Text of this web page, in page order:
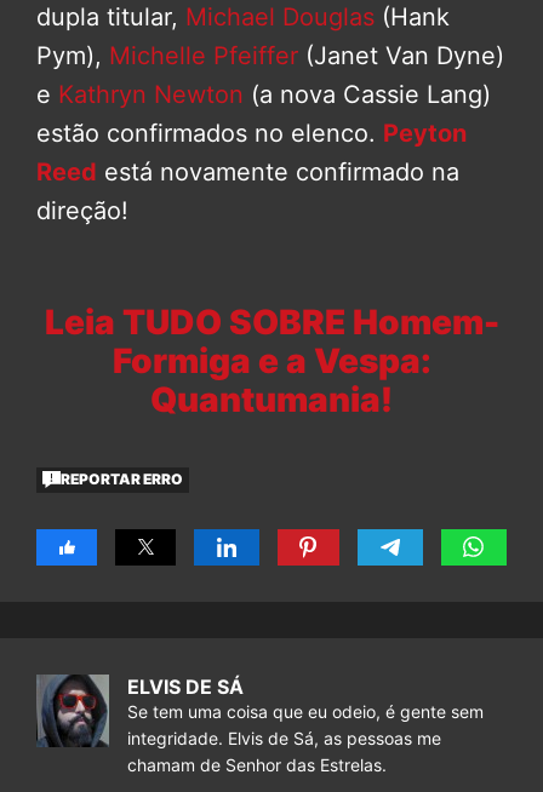
dupla titular, Michael Douglas (Hank
Pym), Michelle Pfeiffer (Janet Van Dyne)
e Kathryn Newton (a nova Cassie Lang)
estão confirmados no elenco. Peyton
Reed está novamente confirmado na
direção!
Leia TUDO SOBRE Homem-
Formiga e a Vespa:
Quantumania!
REPORTAR ERRO
ELVIS DE SÁ
Se tem uma coisa que eu odeio, é gente sem
integridade. Elvis de Sá, as pessoas me
chamam de Senhor das Estrelas.